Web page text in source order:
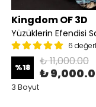
Kingdom OF 3D
Yüzüklerin Efendisi
6
%18 ₺ 11,000.00
₺
3 Boyut